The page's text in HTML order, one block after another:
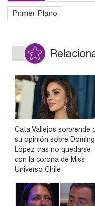
Primer Plano
Cata Vallejos sorprende
su opinión sobre
López tras no quedarse
con la corona de Miss
Universo Chile